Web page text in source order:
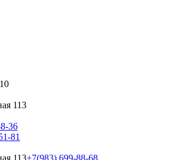
113
36
81
113+7(983) 699-88-68